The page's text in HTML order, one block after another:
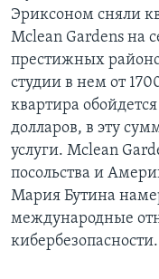
Эриксоном сняли
Mclean Gardens на
престижных
студии в нем от
квартира
долларов, в эту
услуги. Mclean
посольства и
Мария Бутина
международные
кибербезопасности.